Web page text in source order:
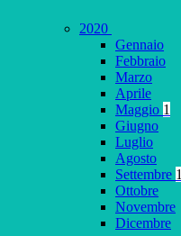
2020
Gennaio
Febbraio
Marzo
Aprile
Maggio 1
Giugno
Luglio
Agosto
Settembre 1
Ottobre
Novembre
Dicembre